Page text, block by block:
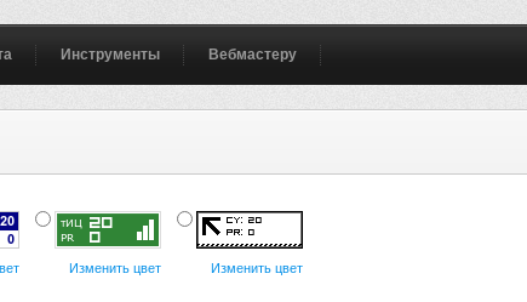
Инструменты Вебмастеру
Изменить цвет Изменить цвет